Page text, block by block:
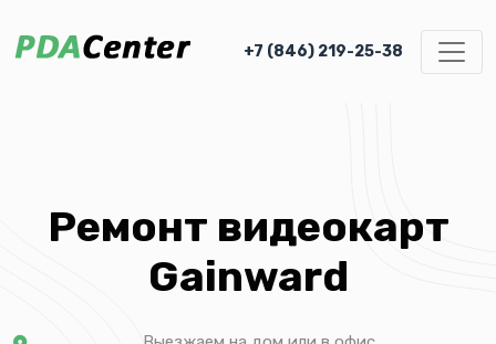
+7 (846) 219-25-38
Ремонт видеокарт
Gainward